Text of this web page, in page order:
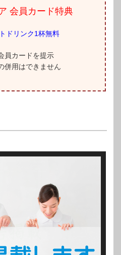
会員カード特典
ドリンク1杯無料
員カードを提示
併用はできません